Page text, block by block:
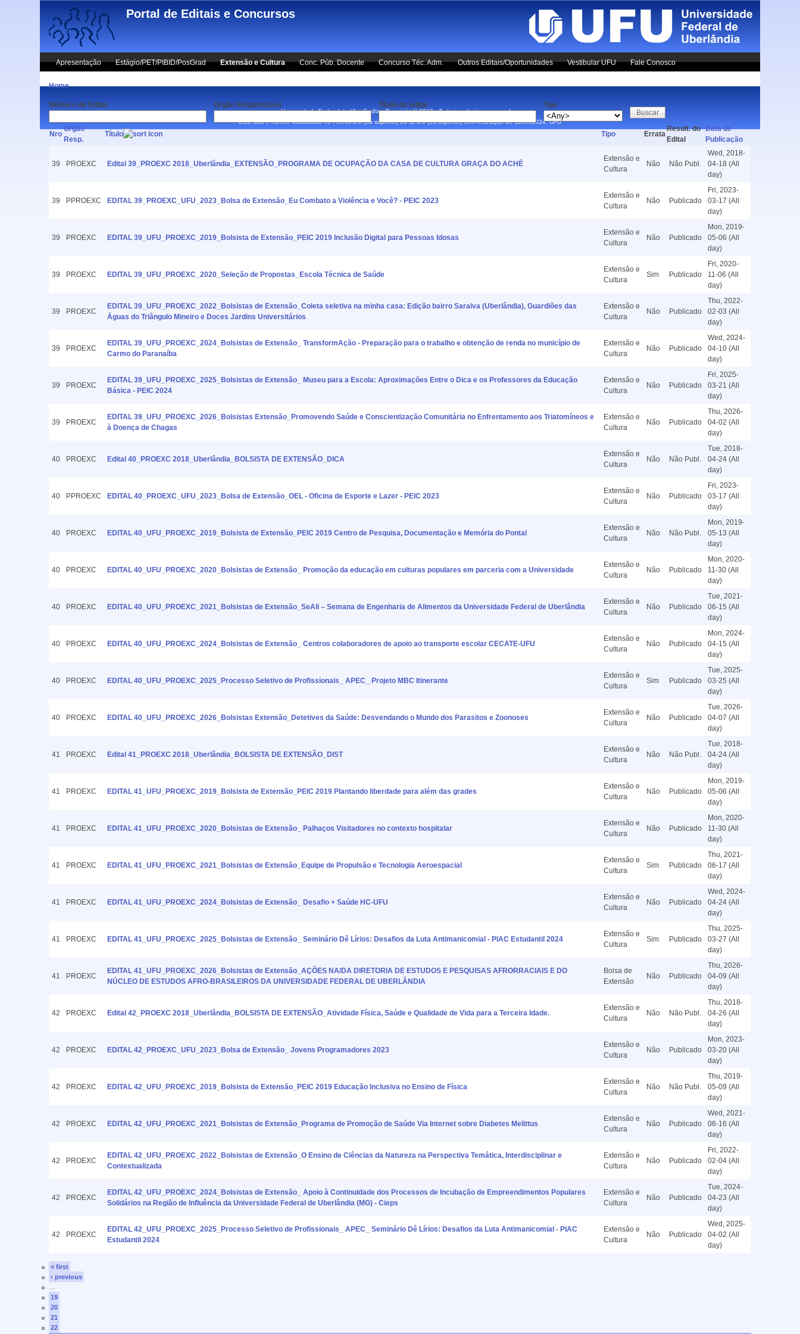
Skip to main content
Portal de Editais e Concursos
Apresentação Estágio/PET/PIBID/PosGrad Extensão e Cultura Conc. Púb. Docente Concurso Téc. Adm. Outros Editais/Oportunidades Vestibular UFU Fale Conosco
Home
Número do Edital Orgão Responsável Título do edital Tipo
Nro
Orgão
Resp.
Título Tipo Errata
Result. do
Edital
Data de
Publicação
39 PROEXC Edital 39_PROEXC 2018_Uberlândia_EXTENSÃO_PROGRAMA DE OCUPAÇÃO DA CASA DE CULTURA GRAÇA DO ACHÉ
Extensão e
Cultura
Não Não Publ.
Wed, 2018-
04-18 (All
day)
39 PPROEXC EDITAL 39_PROEXC_UFU_2023_Bolsa de Extensão_Eu Combato a Violência e Você? - PEIC 2023
Extensão e
Cultura
Não Publicado
Fri, 2023-
03-17 (All
day)
39 PROEXC EDITAL 39_UFU_PROEXC_2019_Bolsista de Extensão_PEIC 2019 Inclusão Digital para Pessoas Idosas
Extensão e
Cultura
Não Publicado
Mon, 2019-
05-06 (All
day)
39 PROEXC EDITAL 39_UFU_PROEXC_2020_Seleção de Propostas_Escola Técnica de Saúde
Extensão e
Cultura
Sim Publicado
Fri, 2020-
11-06 (All
day)
39 PROEXC
EDITAL 39_UFU_PROEXC_2022_Bolsistas de Extensão_Coleta seletiva na minha casa: Edição bairro Saraiva (Uberlândia), Guardiões das
Águas do Triângulo Mineiro e Doces Jardins Universitários
Extensão e
Cultura
Não Publicado
Thu, 2022-
02-03 (All
day)
39 PROEXC
EDITAL 39_UFU_PROEXC_2024_Bolsistas de Extensão_ TransformAção - Preparação para o trabalho e obtenção de renda no município de
Carmo do Paranaíba
Extensão e
Cultura
Não Publicado
Wed, 2024-
04-10 (All
day)
39 PROEXC
EDITAL 39_UFU_PROEXC_2025_Bolsistas de Extensão_ Museu para a Escola: Aproximações Entre o Dica e os Professores da Educação
Básica - PEIC 2024
Extensão e
Cultura
Não Publicado
Fri, 2025-
03-21 (All
day)
39 PROEXC
EDITAL 39_UFU_PROEXC_2026_Bolsistas Extensão_Promovendo Saúde e Conscientização Comunitária no Enfrentamento aos Triatomíneos e
à Doença de Chagas
Extensão e
Cultura
Não Publicado
Thu, 2026-
04-02 (All
day)
40 PROEXC Edital 40_PROEXC 2018_Uberlândia_BOLSISTA DE EXTENSÃO_DICA
Extensão e
Cultura
Não Não Publ.
Tue, 2018-
04-24 (All
day)
40 PPROEXC EDITAL 40_PROEXC_UFU_2023_Bolsa de Extensão_OEL - Oficina de Esporte e Lazer - PEIC 2023
Extensão e
Cultura
Não Publicado
Fri, 2023-
03-17 (All
day)
40 PROEXC EDITAL 40_UFU_PROEXC_2019_Bolsista de Extensão_PEIC 2019 Centro de Pesquisa, Documentação e Memória do Pontal
Extensão e
Cultura
Não Não Publ.
Mon, 2019-
05-13 (All
day)
40 PROEXC EDITAL 40_UFU_PROEXC_2020_Bolsistas de Extensão_ Promoção da educação em culturas populares em parceria com a Universidade
Extensão e
Cultura
Não Publicado
Mon, 2020-
11-30 (All
day)
40 PROEXC EDITAL 40_UFU_PROEXC_2021_Bolsistas de Extensão_SeAli – Semana de Engenharia de Alimentos da Universidade Federal de Uberlândia
Extensão e
Cultura
Não Publicado
Tue, 2021-
06-15 (All
day)
40 PROEXC EDITAL 40_UFU_PROEXC_2024_Bolsistas de Extensão_ Centros colaboradores de apoio ao transporte escolar CECATE-UFU
Extensão e
Cultura
Não Publicado
Mon, 2024-
04-15 (All
day)
40 PROEXC EDITAL 40_UFU_PROEXC_2025_Processo Seletivo de Profissionais_ APEC_ Projeto MBC Itinerante
Extensão e
Cultura
Sim Publicado
Tue, 2025-
03-25 (All
day)
40 PROEXC EDITAL 40_UFU_PROEXC_2026_Bolsistas Extensão_Detetives da Saúde: Desvendando o Mundo dos Parasitos e Zoonoses
Extensão e
Cultura
Não Publicado
Tue, 2026-
04-07 (All
day)
41 PROEXC Edital 41_PROEXC 2018_Uberlândia_BOLSISTA DE EXTENSÃO_DIST
Extensão e
Cultura
Não Não Publ.
Tue, 2018-
04-24 (All
day)
41 PROEXC EDITAL 41_UFU_PROEXC_2019_Bolsista de Extensão_PEIC 2019 Plantando liberdade para além das grades
Extensão e
Cultura
Não Publicado
Mon, 2019-
05-06 (All
day)
41 PROEXC EDITAL 41_UFU_PROEXC_2020_Bolsistas de Extensão_ Palhaços Visitadores no contexto hospitalar
Extensão e
Cultura
Não Publicado
Mon, 2020-
11-30 (All
day)
41 PROEXC EDITAL 41_UFU_PROEXC_2021_Bolsistas de Extensão_Equipe de Propulsão e Tecnologia Aeroespacial
Extensão e
Cultura
Sim Publicado
Thu, 2021-
06-17 (All
day)
41 PROEXC EDITAL 41_UFU_PROEXC_2024_Bolsistas de Extensão_ Desafio + Saúde HC-UFU
Extensão e
Cultura
Não Publicado
Wed, 2024-
04-24 (All
day)
41 PROEXC EDITAL 41_UFU_PROEXC_2025_Bolsistas de Extensão_ Seminário Dê Lírios: Desafios da Luta Antimanicomial - PIAC Estudantil 2024
Extensão e
Cultura
Sim Publicado
Thu, 2025-
03-27 (All
day)
41 PROEXC
EDITAL 41_UFU_PROEXC_2026_Bolsistas de Extensão_AÇÕES NA/DA DIRETORIA DE ESTUDOS E PESQUISAS AFRORRACIAIS E DO
NÚCLEO DE ESTUDOS AFRO-BRASILEIROS DA UNIVERSIDADE FEDERAL DE UBERLÂNDIA
Bolsa de
Extensão
Não Publicado
Thu, 2026-
04-09 (All
day)
42 PROEXC Edital 42_PROEXC 2018_Uberlândia_BOLSISTA DE EXTENSÃO_Atividade Física, Saúde e Qualidade de Vida para a Terceira Idade.
Extensão e
Cultura
Não Não Publ.
Thu, 2018-
04-26 (All
day)
42 PROEXC EDITAL 42_PROEXC_UFU_2023_Bolsa de Extensão_ Jovens Programadores 2023
Extensão e
Cultura
Não Publicado
Mon, 2023-
03-20 (All
day)
42 PROEXC EDITAL 42_UFU_PROEXC_2019_Bolsista de Extensão_PEIC 2019 Educação Inclusiva no Ensino de Física
Extensão e
Cultura
Não Não Publ.
Thu, 2019-
05-09 (All
day)
42 PROEXC EDITAL 42_UFU_PROEXC_2021_Bolsistas de Extensão_Programa de Promoção de Saúde Via Internet sobre Diabetes Melittus
Extensão e
Cultura
Não Publicado
Wed, 2021-
06-16 (All
day)
42 PROEXC
EDITAL 42_UFU_PROEXC_2022_Bolsistas de Extensão_O Ensino de Ciências da Natureza na Perspectiva Temática, Interdisciplinar e
Contextualizada
Extensão e
Cultura
Não Publicado
Fri, 2022-
02-04 (All
day)
42 PROEXC
EDITAL 42_UFU_PROEXC_2024_Bolsistas de Extensão_ Apoio à Continuidade dos Processos de Incubação de Empreendimentos Populares
Solidários na Região de Influência da Universidade Federal de Uberlândia (MG) - Cieps
Extensão e
Cultura
Não Publicado
Tue, 2024-
04-23 (All
day)
42 PROEXC
EDITAL 42_UFU_PROEXC_2025_Processo Seletivo de Profissionais_ APEC_ Seminário Dê Lírios: Desafios da Luta Antimanicomial - PIAC
Estudantil 2024
Extensão e
Cultura
Não Publicado
Wed, 2025-
04-02 (All
day)
« first
‹ previous
19
20
21
22
Universidade Federal de Uberlândia - Copyright © 2010 - Todos os direitos reservados.
Este sítio é melhor visualizado no Firefox 3.0 (ou superior) ou IE 8.0 (ou superior) com resolução de 1280x1024.UFU